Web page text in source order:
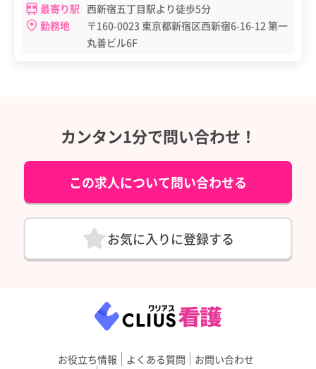
最寄り駅 西新宿五丁目駅より徒歩5分
勤務地
〒160-0023 東京都新宿区西新宿6-16-12 第一
丸善ビル6F
カンタン1分で問い合わせ！
この求人について問い合わせる
お気に入りに登録する
お役立ち情報 よくある質問
お問い合わせ